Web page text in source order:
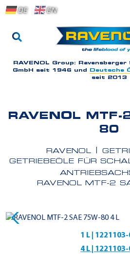
DE EN
RAVENOL Group:
GmbH seit 1946 und
Deutsche
seit 2013
RAVENOL MTF-
80
RAVENOL
GETRIEBEÖLE FÜR
RAVENOL MTF-2
1 L | 1221103-
4 L |